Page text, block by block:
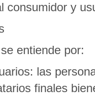
consumidor y
entiende por:
las
finales